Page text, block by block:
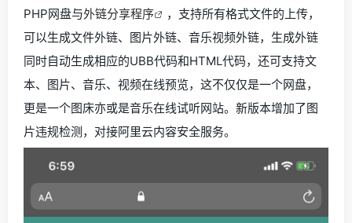
PHP网盘与外链分享程序
，支持所有格式文件的上传，
可以生成文件外链、图片外链、音乐视频外链，生成外链
同时自动生成相应的UBB代码和HTML代码，还可支持文
本、图片、音乐、视频在线预览，这不仅仅是一个网盘，
更是一个图床亦或是音乐在线试听网站。新版本增加了图
片违规检测，对接阿里云内容安全服务。